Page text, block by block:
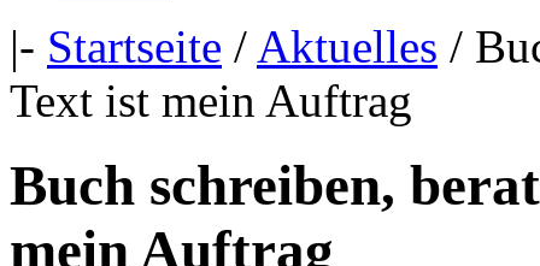
|- Startseite / Aktuelles /
Text ist mein Auftrag
Buch schreiben,
mein Auftrag